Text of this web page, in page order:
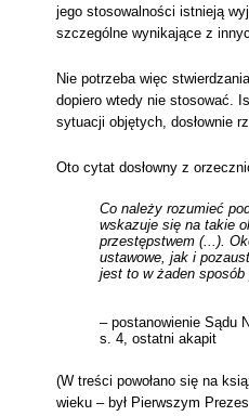
jego stosowalności istnieją
szczególne wynikające z
Nie potrzeba więc
dopiero wtedy nie stosować.
sytuacji objętych, dosłownie
Oto cytat dosłowny z
Co należy rozumieć
wskazuje się na takie
przestępstwem (...).
ustawowe, jak i
jest to w żaden sposób
– postanowienie Sądu
s. 4, ostatni akapit
(W treści powołano się na
wieku – był Pierwszym